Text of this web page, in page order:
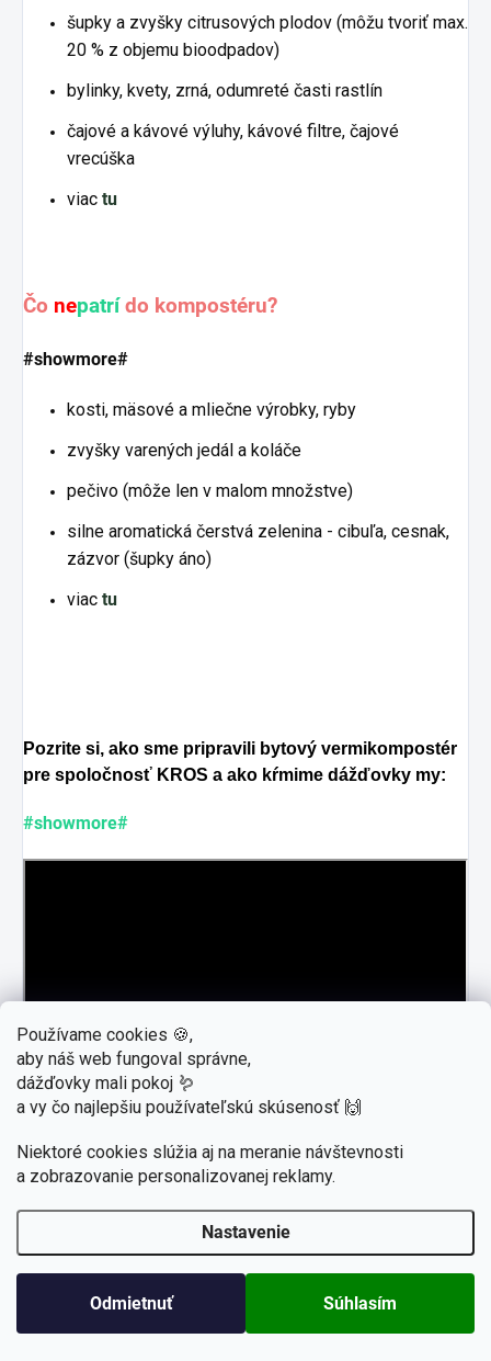
Používame cookies 🍪,
aby náš web fungoval správne,
dážďovky mali pokoj 🪱
a vy čo najlepšiu používateľskú skúsenosť 🙌
Niektoré cookies slúžia aj na meranie návštevnosti
a zobrazovanie personalizovanej reklamy.
Nastavenie
Odmietnuť Súhlasím
šupky a zvyšky citrusových plodov (môžu tvoriť max.
20 % z objemu bioodpadov)
bylinky, kvety, zrná, odumreté časti rastlín
čajové a kávové výluhy, kávové filtre, čajové
vrecúška
viac tu
Čo nepatrí do kompostéru?
#showmore#
kosti, mäsové a mliečne výrobky, ryby
zvyšky varených jedál a koláče
pečivo (môže len v malom množstve)
silne aromatická čerstvá zelenina - cibuľa, cesnak,
zázvor (šupky áno)
viac tu
Pozrite si, ako sme pripravili bytový vermikompostér
pre spoločnosť KROS a ako kŕmime dážďovky my:
#showmore#
Ešte to stíhate!🙂 Zľava 5% na prvý nákup.